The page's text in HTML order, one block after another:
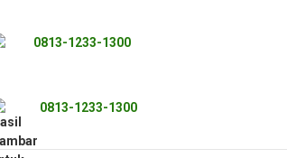
0813-1233-1300
0813-1233-1300